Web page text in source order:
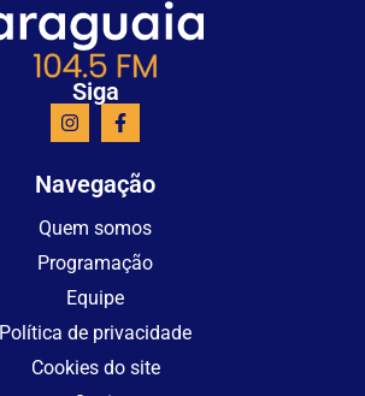
Siga
Navegação
Quem somos
Programação
Equipe
Política de privacidade
Cookies do site